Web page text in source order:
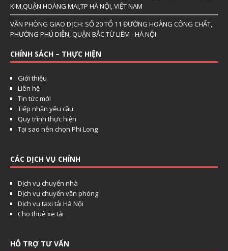
KIM,QUẬN HOÀNG MAI,TP HÀ NỘI, VIỆT NAM
VĂN PHÒNG GIAO DỊCH: SỐ 20 TỔ 11 ĐƯỜNG HOÀNG CÔNG CHẤT,
PHƯỜNG PHÚ DIỄN, QUẬN BẮC TỪ LIÊM - HÀ NỘI
CHÍNH SÁCH – THỰC HIỆN
Giới thiệu
Liên hệ
Tin tức mới
Tiếp nhận yêu cầu
Quy trình thực hiện
Tại sao nên chọn Phi Long
CÁC DỊCH VỤ CHÍNH
Dịch vụ chuyển nhà
Dịch vụ chuyển văn phòng
Dịch vụ taxi tải Hà Nội
Cho thuê xe tải
HỖ TRỢ TƯ VẤN